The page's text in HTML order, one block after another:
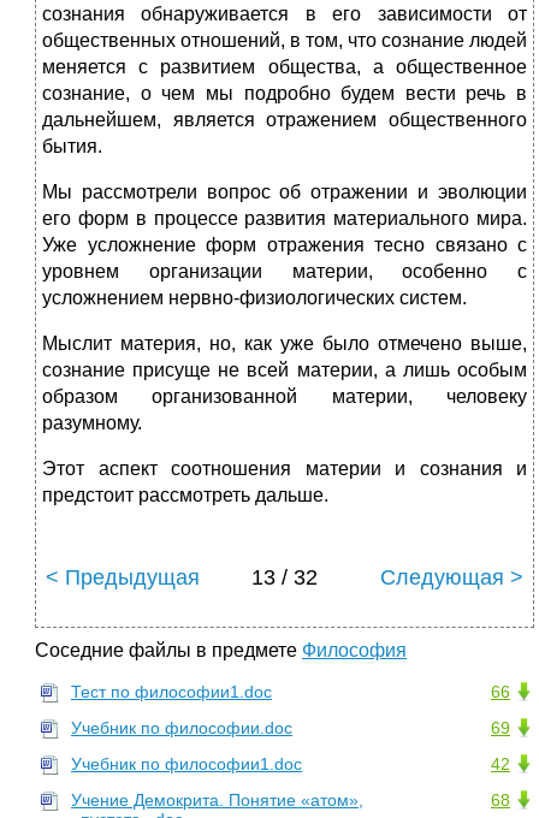
сознания обнаруживается в его зависимости от
общественных отношений, в том, что сознание людей
меняется с развитием общества, а общественное
сознание, о чем мы подробно будем вести речь в
дальнейшем, является отражением общественного
бытия.
Мы рассмотрели вопрос об отражении и эволюции
его форм в процессе развития материального мира.
Уже усложнение форм отражения тесно связано с
уровнем организации материи, особенно с
усложнением нервно-физиологических систем.
Мыслит материя, но, как уже было отмечено выше,
сознание присуще не всей материи, а лишь особым
образом организованной материи, человеку
разумному.
Этот аспект соотношения материи и сознания и
предстоит рассмотреть дальше.
< Предыдущая 13 / 32 Следующая >
Соседние файлы в предмете Философия
66
Тест по философии1.doc
69
Учебник по философии.doc
42
Учебник по философии1.doc
68
Учение Демокрита. Понятие «атом»,